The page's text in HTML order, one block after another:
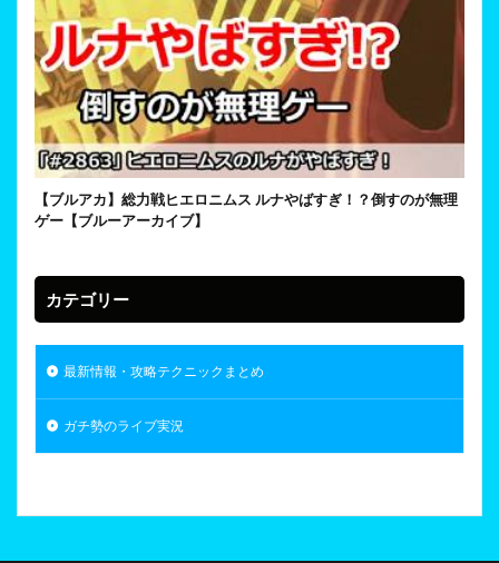
【ブルアカ】総力戦ヒエロニムス ルナやばすぎ！？倒すのが無理
ゲー【ブルーアーカイブ】
カテゴリー
最新情報・攻略テクニックまとめ
ガチ勢のライブ実況